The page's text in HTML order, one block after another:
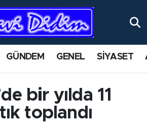
GÜNDEM GENEL SİYASET
bir yılda 11
toplandı